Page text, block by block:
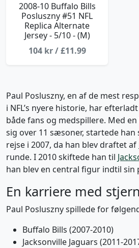
2008-10 Buffalo Bills
Posluszny #51 NFL
Replica Alternate
Jersey - 5/10 - (M)
104 kr / £11.99
Paul Posluszny, en af de mest
i NFL’s nyere historie, har
både fans og medspillere. Med
sig over 11 sæsoner, startede
rejse i 2007, da han blev draftet af
runde. I 2010 skiftede han til
han blev en central figur indtil sin
En karriere med
Paul Posluszny spillede for
Buffalo Bills (2007-2010)
Jacksonville Jaguars (2011-